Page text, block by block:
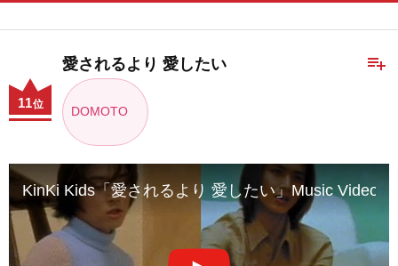
playlist_add
愛されるより 愛したい
DOMOTO
11位
KinKi Kids「愛されるより 愛したい」Music Video